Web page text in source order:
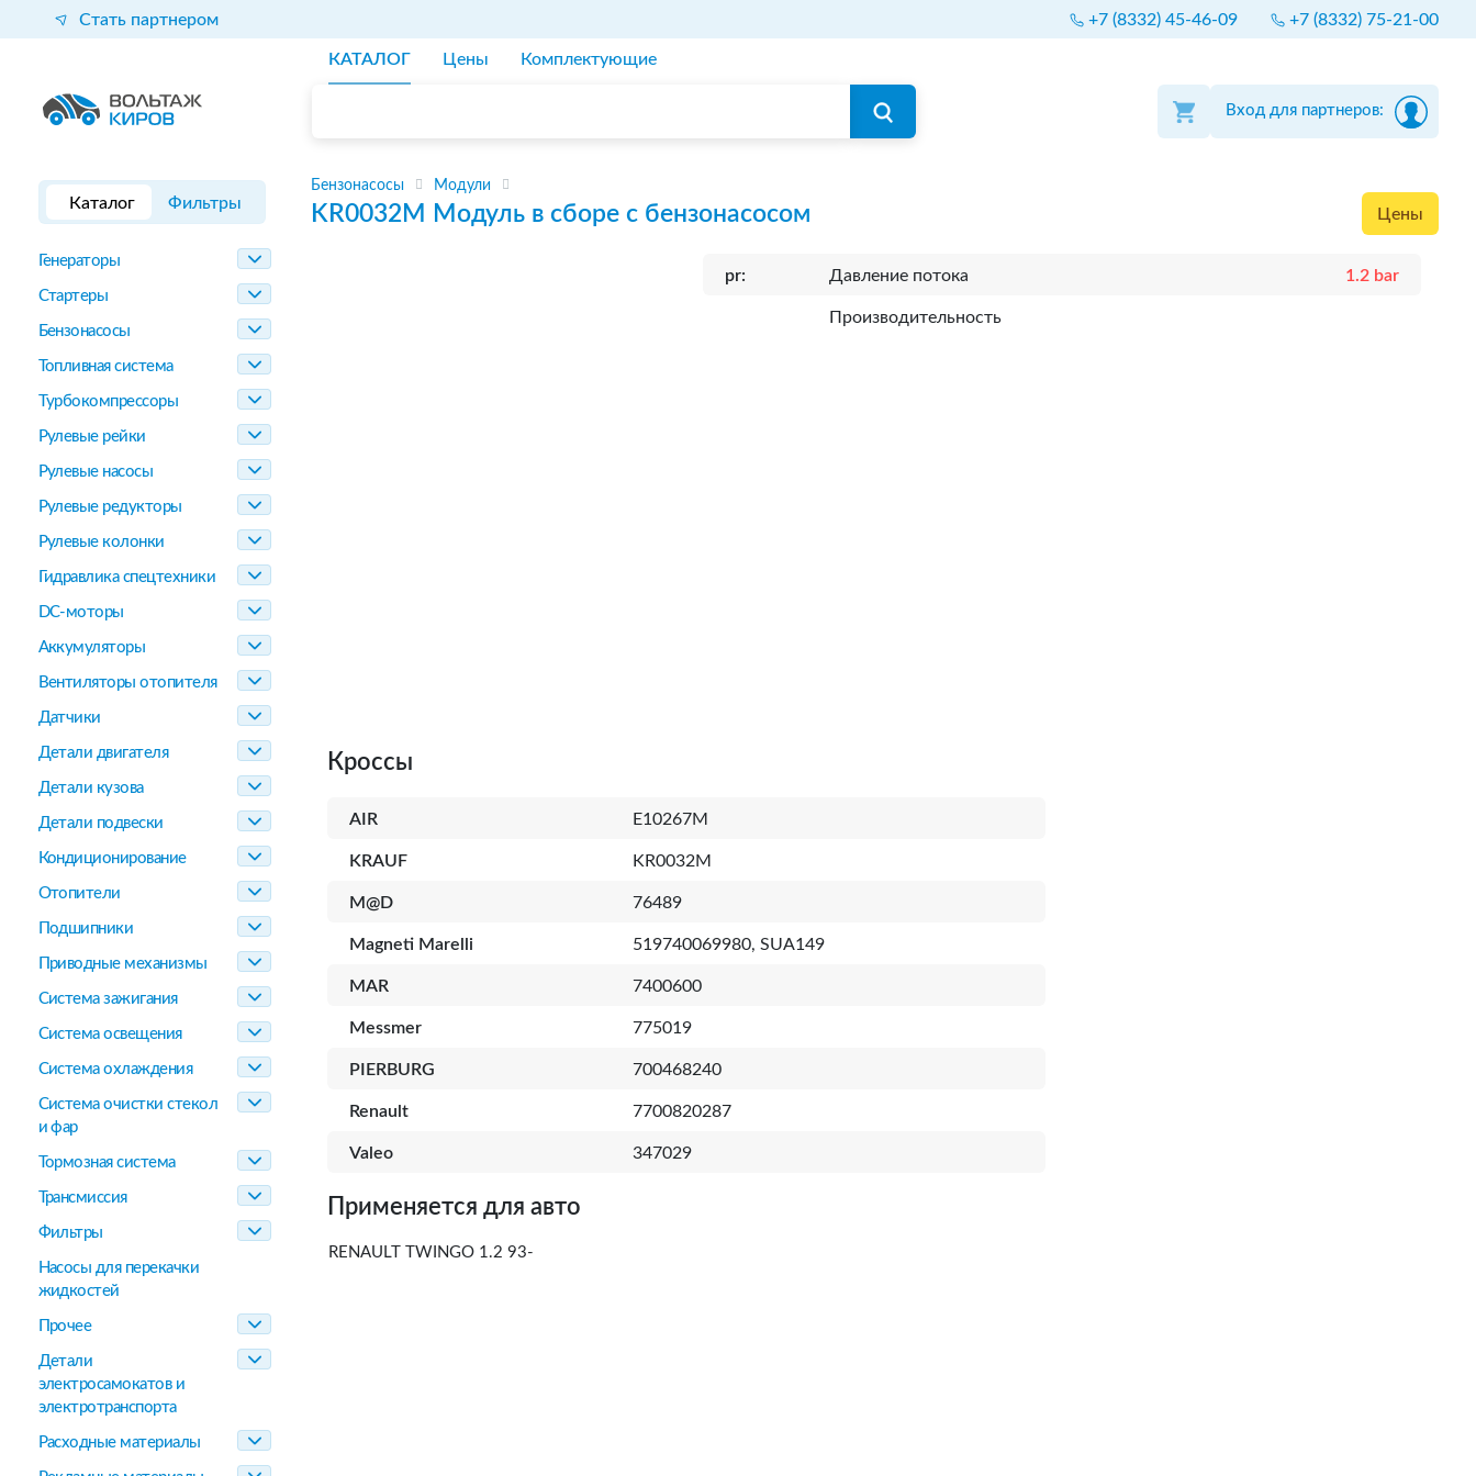
Стать партнером +7 (8332) 45-46-09 +7 (8332) 75-21-00
КАТАЛОГ Цены Комплектующие
Вход для партнеров:
Каталог Фильтры
Генераторы
Стартеры
Бензонасосы
Топливная система
Турбокомпрессоры
Рулевые рейки
Рулевые насосы
Рулевые редукторы
Рулевые колонки
Гидравлика спецтехники
DC-моторы
Аккумуляторы
Вентиляторы отопителя
Датчики
Детали двигателя
Детали кузова
Детали подвески
Кондиционирование
Отопители
Подшипники
Приводные механизмы
Система зажигания
Система освещения
Система охлаждения
Система очистки стекол
и фар
Тормозная система
Трансмиссия
Фильтры
Насосы для перекачки
жидкостей
Прочее
Детали
электросамокатов и
электротранспорта
Расходные материалы
Бензонасосы Модули
KR0032M Модуль в сборе с бензонасосом Цены
pr: Давление потока 1.2 bar
Производительность
Кроссы
AIR E10267M
KRAUF KR0032M
M@D 76489
Magneti Marelli 519740069980, SUA149
MAR 7400600
Messmer 775019
PIERBURG 700468240
Renault 7700820287
Valeo 347029
Применяется для авто
RENAULT TWINGO 1.2 93-